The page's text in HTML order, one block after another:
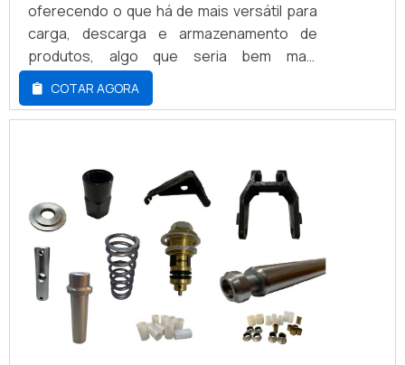
oferecendo o que há de mais versátil para
carga, descarga e armazenamento de
produtos, algo que seria bem mais
dificultado apenas com a força humano.
Portanto, com o seu uso rotineiro, é comum
que seus acessórios se desgastem,
do equipamento, tornando fundamental
buscar por peças para transpaleteiras
onde comprar. E...
COTAR AGORA